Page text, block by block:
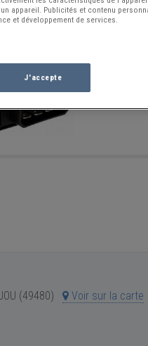
(49480) Voir sur la carte
appareil. Publicités et contenu
et développement de services.
J'accepte